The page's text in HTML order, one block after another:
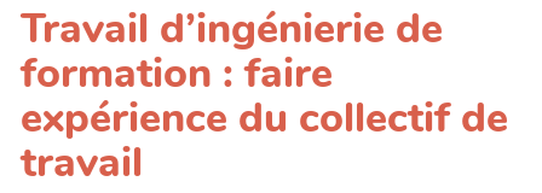
Travail d’ingénierie de
formation : faire
expérience du collectif de
travail